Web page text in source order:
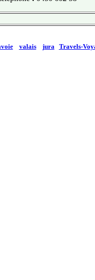
valais jura Travels-